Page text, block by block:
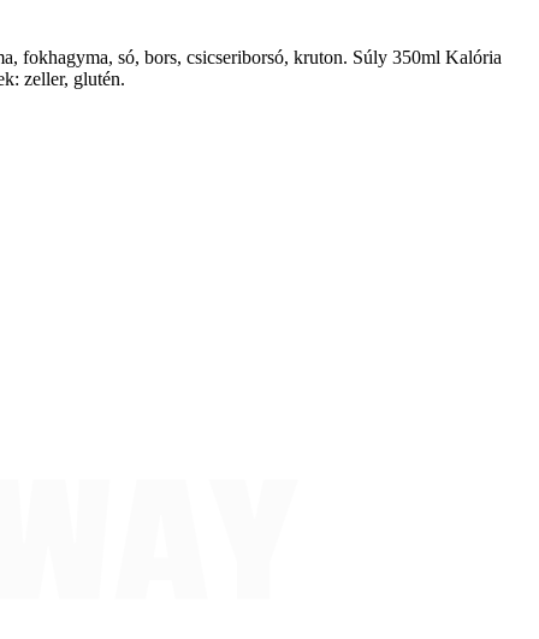
fokhagyma, só, bors, csicseriborsó, kruton. Súly 350ml Kalória
zeller, glutén.